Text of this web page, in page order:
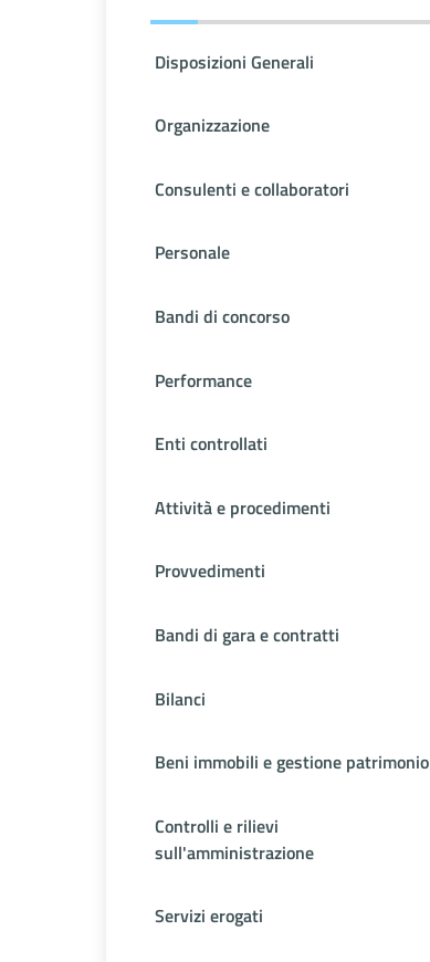
Disposizioni Generali
Organizzazione
Consulenti e collaboratori
Personale
Bandi di concorso
Performance
Enti controllati
Attività e procedimenti
Provvedimenti
Bandi di gara e contratti
Bilanci
Beni immobili e gestione patrimonio
Controlli e rilievi
sull'amministrazione
Servizi erogati